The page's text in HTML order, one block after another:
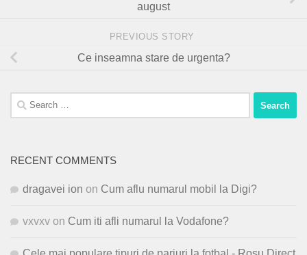
august
PREVIOUS STORY
Ce inseamna stare de urgenta?
Search
for:
RECENT COMMENTS
dragavei ion on Cum aflu numarul mobil la Digi?
vxvxv on Cum iti afli numarul la Vodafone?